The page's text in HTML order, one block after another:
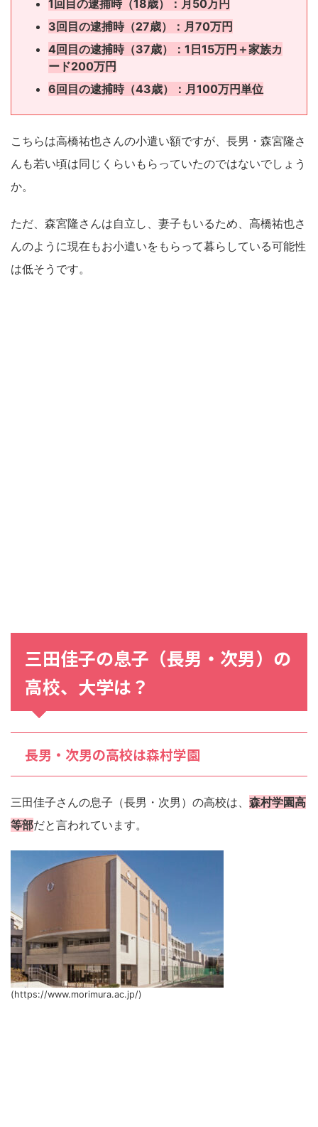
1回目の逮捕時（18歳）：月50万円
3回目の逮捕時（27歳）：月70万円
4回目の逮捕時（37歳）：1日15万円＋家族カ
ード200万円
6回目の逮捕時（43歳）：月100万円単位
こちらは高橋祐也さんの小遣い額ですが、長男・森宮隆さ
んも若い頃は同じくらいもらっていたのではないでしょう
か。
ただ、森宮隆さんは自立し、妻子もいるため、高橋祐也さ
んのように現在もお小遣いをもらって暮らしている可能性
は低そうです。
三田佳子の息子（長男・次男）の
高校、大学は？
長男・次男の高校は森村学園
三田佳子さんの息子（長男・次男）の高校は、 森村学園高
等部だと言われています。
(https://www.morimura.ac.jp/)